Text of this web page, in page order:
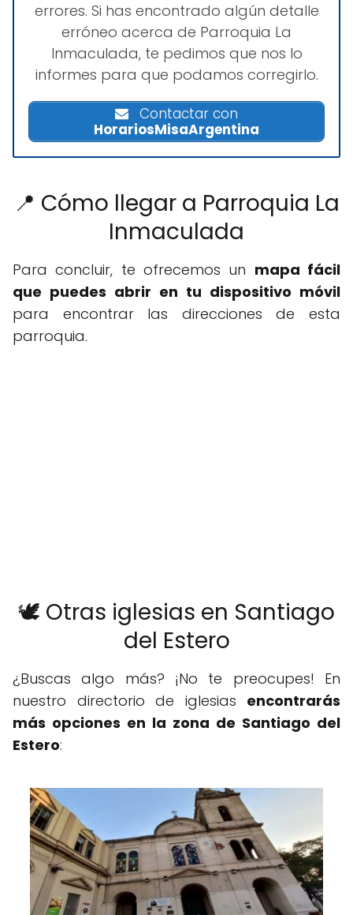
errores. Si has encontrado algún detalle
erróneo acerca de Parroquia La
Inmaculada, te pedimos que nos lo
informes para que podamos corregirlo.
Contactar con
HorariosMisaArgentina
📍 Cómo llegar a Parroquia La
Inmaculada
Para concluir, te ofrecemos un mapa fácil
que puedes abrir en tu dispositivo móvil
para encontrar las direcciones de esta
parroquia.
🕊️ Otras iglesias en Santiago
del Estero
¿Buscas algo más? ¡No te preocupes! En
nuestro directorio de iglesias encontrarás
más opciones en la zona de Santiago del
Estero: